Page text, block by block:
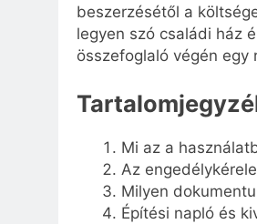
beszerzésétől a
legyen szó családi ház
összefoglaló végén egy
Mi az a
Az
Milyen
Építési napló és